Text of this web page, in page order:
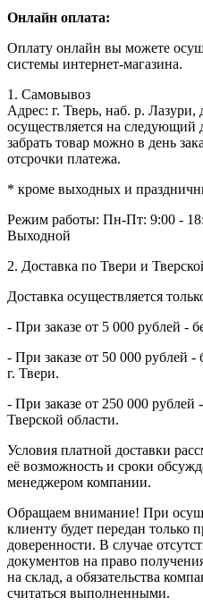
Онлайн оплата:
Оплату онлайн вы можете
системы интернет-магазина.
1. Самовывоз
Адрес: г. Тверь, наб. р.
осуществляется на
забрать товар можно в день
отсрочки платежа.
* кроме выходных и
Режим работы: Пн-Пт: 9:00 -
Выходной
2. Доставка по Твери и
Доставка осуществляется
- При заказе от 5 000 рублей -
- При заказе от 50 000 рублей -
г. Твери.
- При заказе от 250 000 рублей
Тверской области.
Условия платной доставки
её возможность и сроки
менеджером компании.
Обращаем внимание! При
клиенту будет передан только
доверенности. В случае
документов на право
на склад, а обязательства
считаться выполненными.